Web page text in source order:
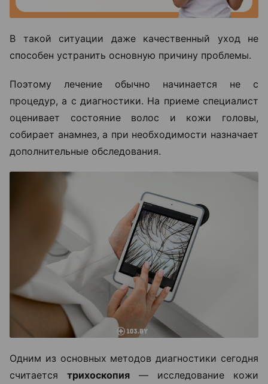
В такой ситуации даже качественный уход не
способен устранить основную причину проблемы.
Поэтому лечение обычно начинается не с
процедур, а с диагностики. На приеме специалист
оценивает состояние волос и кожи головы,
собирает анамнез, а при необходимости назначает
дополнительные обследования.
Одним из основных методов диагностики сегодня
считается трихоскопия — исследование кожи